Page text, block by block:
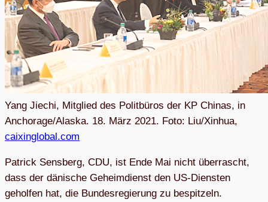
Yang Jie­chi, Mit­glied des Polit­bü­ros der KP Chi­nas, in
Anchorage/Alaska. 18. März 2021. Foto: Liu/Xinhua,
caixinglobal.com
Patrick Sen­s­berg, CDU, ist Ende Mai nicht über­rascht,
dass der däni­sche Geheim­dienst den US-Diens­ten
gehol­fen hat, die Bun­des­re­gie­rung zu bespitzeln.